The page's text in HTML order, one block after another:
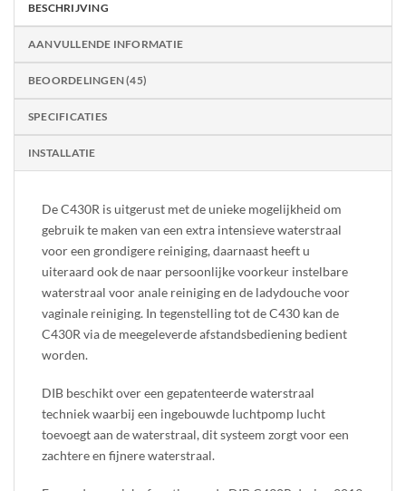
BESCHRIJVING
AANVULLENDE INFORMATIE
BEOORDELINGEN (45)
SPECIFICATIES
INSTALLATIE
De C430R is uitgerust met de unieke mogelijkheid om
gebruik te maken van een extra intensieve waterstraal
voor een grondigere reiniging, daarnaast heeft u
uiteraard ook de naar persoonlijke voorkeur instelbare
waterstraal voor anale reiniging en de ladydouche voor
vaginale reiniging. In tegenstelling tot de C430 kan de
C430R via de meegeleverde afstandsbediening bedient
worden.
DIB beschikt over een gepatenteerde waterstraal
techniek waarbij een ingebouwde luchtpomp lucht
toevoegt aan de waterstraal, dit systeem zorgt voor een
zachtere en fijnere waterstraal.